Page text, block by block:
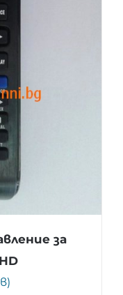
за